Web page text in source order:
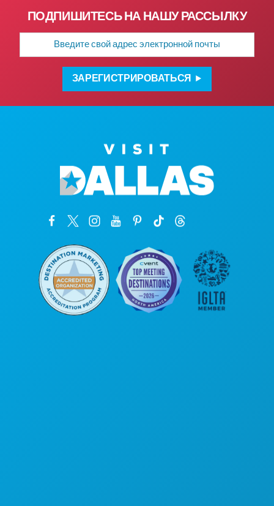
ПОДПИШИТЕСЬ НА НАШУ РАССЫЛКУ
Адрес
электронной
почты
ЗАРЕГИСТРИРОВАТЬСЯ